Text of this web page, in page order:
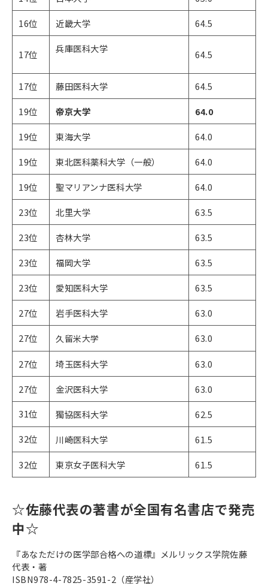
16位
近畿大学 64.5
17位 兵庫医科大学 64.5
17位 藤田医科大学
64.5
19位
帝京大学
64.0
19位
東海大学
64.0
19位
東北医科薬科大学（一般）
64.0
19位
聖マリアンナ医科大学
64.0
23位
北里大学
63.5
23位
杏林大学
63.5
23位
福岡大学
63.5
23位
愛知医科大学
63.5
27位
岩手医科大学
63.0
27位
​​​​​久留米大学 63.0
27位 埼玉医科大学
63.0
27位
金沢医科大学
63.0
31位
獨協医科大学
62.5
32位
川崎医科大学
61.5
32位
東京女子医科大学 61.5
☆佐藤代表の著書が全国有名書店で発売
中☆
『あなただけの医学部合格への道標』メルリックス学院佐藤
代表・著
ISBN978-4-7825-3591-2（産学社）